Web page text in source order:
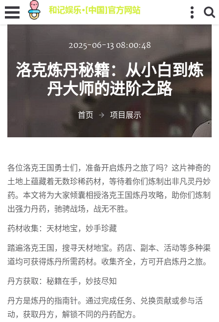
2025-06-13 08:00:48
洛克炼丹秘籍：从小白到炼
丹大师的进阶之路
首页 项目展示
各位洛克王国勇士们，准备开启炼丹之旅了吗？这片神奇的
土地上蕴藏着无数珍稀药材，等待着你们炼制出非凡灵丹妙
药。本文将为大家倾囊相授洛克王国炼丹攻略，助你们炼制
出强力丹药，驰骋战场，战无不胜。
药材收集：天材地宝，妙手珍藏
踏遍洛克王国，搜寻天材地宝。药店、副本、活动等多种渠
道均可获得炼丹所需药材。收集齐全，方可开启炼丹之旅。
丹方获取：秘籍在手，妙技尽知
丹方是炼丹的指南针。通过完成任务、兑换贡献或参与活
动，获取丹方，解锁不同的丹药配方。